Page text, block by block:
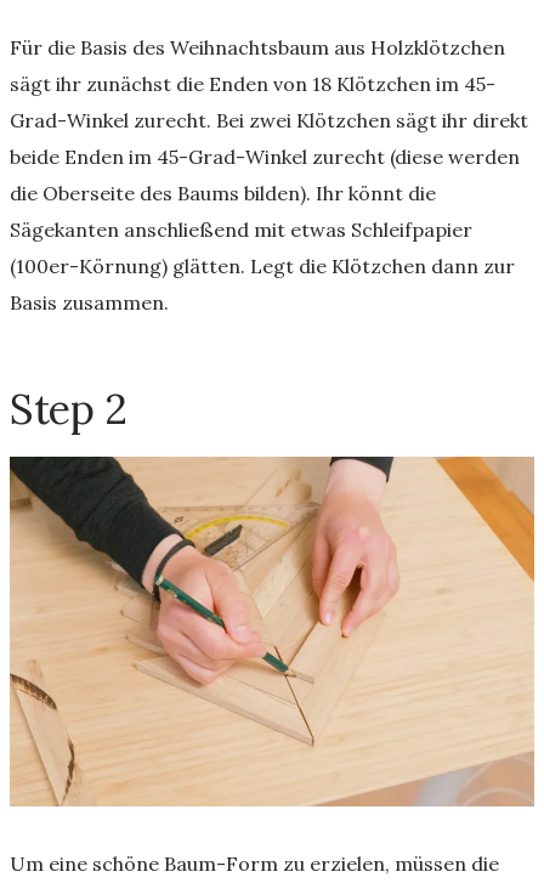
Für die Basis des Weihnachtsbaum aus Holzklötzchen
sägt ihr zunächst die Enden von 18 Klötzchen im 45-
Grad-Winkel zurecht. Bei zwei Klötzchen sägt ihr direkt
beide Enden im 45-Grad-Winkel zurecht (diese werden
die Oberseite des Baums bilden). Ihr könnt die
Sägekanten anschließend mit etwas Schleifpapier
(100er-Körnung) glätten. Legt die Klötzchen dann zur
Basis zusammen.
Step 2
Um eine schöne Baum-Form zu erzielen, müssen die